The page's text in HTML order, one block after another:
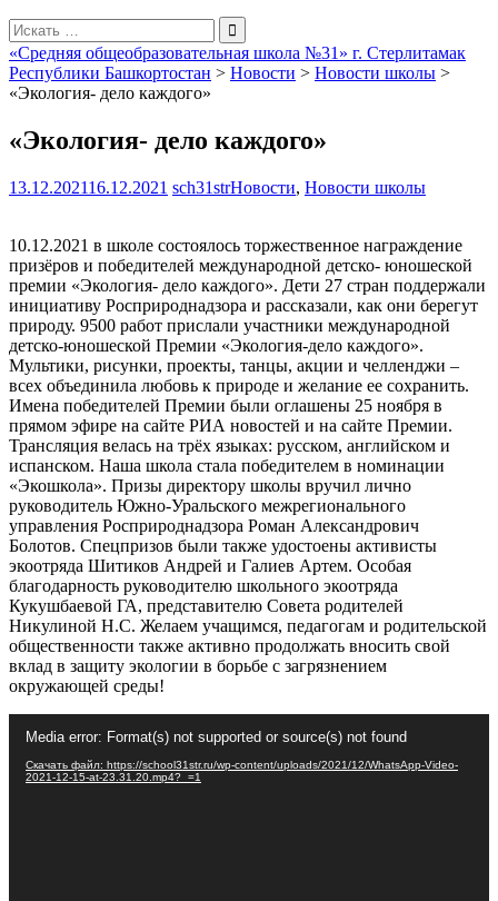
Поиск
для:
«Средняя общеобразовательная школа №31» г. Стерлитамак
Республики Башкортостан > Новости > Новости школы >
«Экология- дело каждого»
«Экология- дело каждого»
13.12.202116.12.2021 sch31strНовости, Новости школы
10.12.2021 в школе состоялось торжественное награждение
призёров и победителей международной детско- юношеской
премии «Экология- дело каждого». Дети 27 стран поддержали
инициативу Росприроднадзора и рассказали, как они берегут
природу. 9500 работ прислали участники международной
детско-юношеской Премии «Экология-дело каждого».
Мультики, рисунки, проекты, танцы, акции и челленджи –
всех объединила любовь к природе и желание ее сохранить.
Имена победителей Премии были оглашены 25 ноября в
прямом эфире на сайте РИА новостей и на сайте Премии.
Трансляция велась на трёх языках: русском, английском и
испанском. Наша школа стала победителем в номинации
«Экошкола». Призы директору школы вручил лично
руководитель Южно-Уральского межрегионального
управления Росприроднадзора Роман Александрович
Болотов. Спецпризов были также удостоены активисты
экоотряда Шитиков Андрей и Галиев Артем. Особая
благодарность руководителю школьного экоотряда
Кукушбаевой ГА, представителю Совета родителей
Никулиной Н.С. Желаем учащимся, педагогам и родительской
общественности также активно продолжать вносить свой
вклад в защиту экологии в борьбе с загрязнением
окружающей среды!
Media error: Format(s) not supported or source(s) not found
Скачать файл: https://school31str.ru/wp-content/uploads/2021/12/WhatsApp-Video-
2021-12-15-at-23.31.20.mp4?_=1